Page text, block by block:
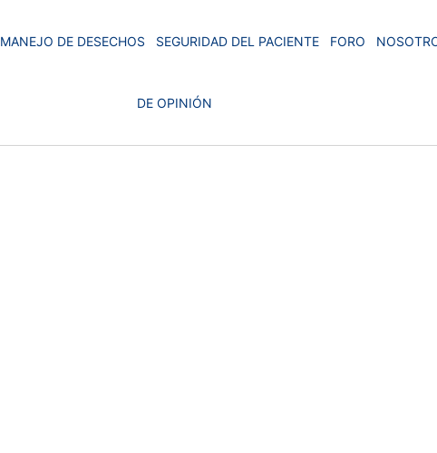
MANEJO DE DESECHOS SEGURIDAD DEL PACIENTE FORO
DE OPINIÓN